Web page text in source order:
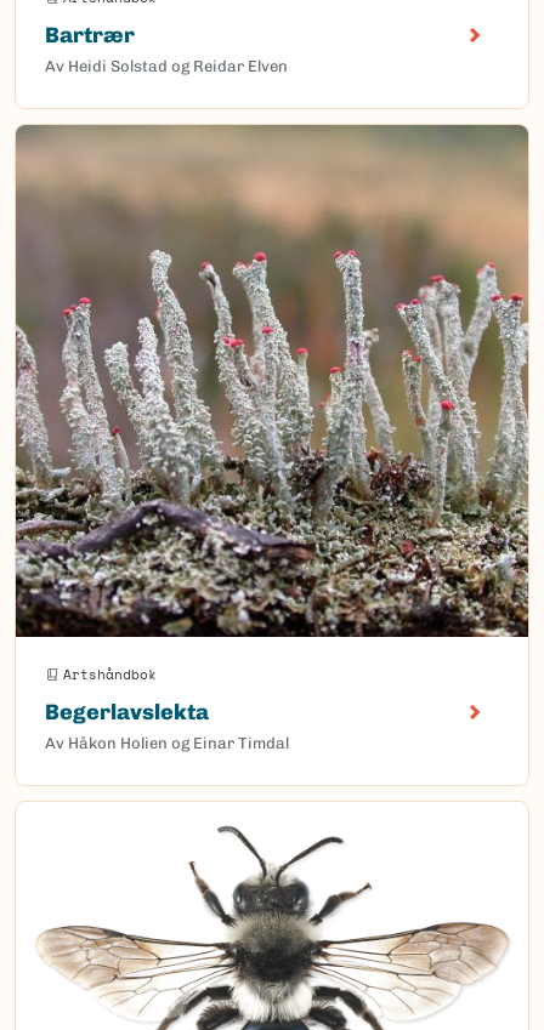
Bartrær
Av Heidi Solstad og Reidar Elven
Artshåndbok
Begerlavslekta
Av Håkon Holien og Einar Timdal